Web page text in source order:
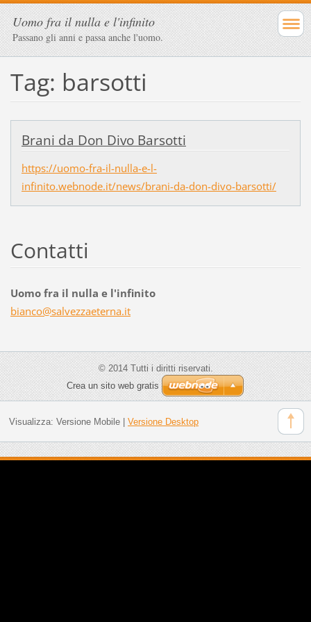
Uomo fra il nulla e l'infinito
Passano gli anni e passa anche l'uomo.
Tag: barsotti
Brani da Don Divo Barsotti
https://uomo-fra-il-nulla-e-l-
infinito.webnode.it/news/brani-da-don-divo-barsotti/
Contatti
Uomo fra il nulla e l'infinito
bianco@salvezzaeterna.it
© 2014 Tutti i diritti riservati.
Crea un sito web gratis
Visualizza: Versione Mobile| Versione Desktop